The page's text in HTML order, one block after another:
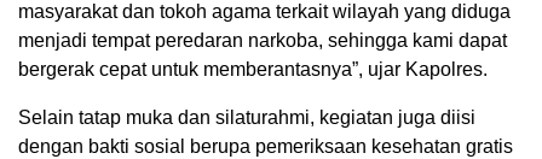
masyarakat dan tokoh agama terkait wilayah yang diduga
menjadi tempat peredaran narkoba, sehingga kami dapat
bergerak cepat untuk memberantasnya”, ujar Kapolres.
Selain tatap muka dan silaturahmi, kegiatan juga diisi
dengan bakti sosial berupa pemeriksaan kesehatan gratis